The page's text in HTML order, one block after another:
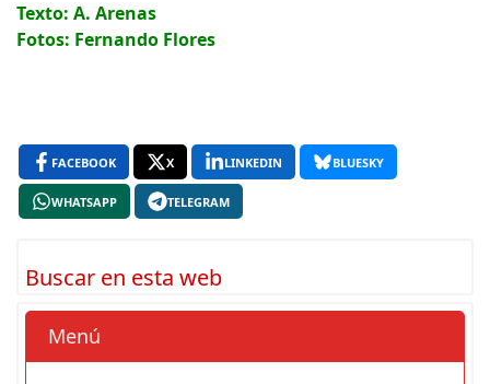
Texto: A. Arenas
Fotos: Fernando Flores
FACEBOOK X LINKEDIN BLUESKY
WHATSAPP TELEGRAM
Buscar en esta web
Menú